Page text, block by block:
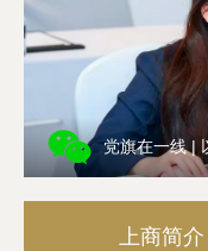
党旗在一线 |
上商简介